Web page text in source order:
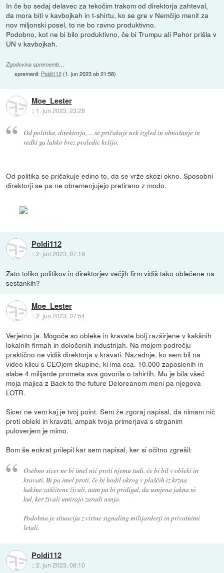
In če bo sedaj delavec za tekočim trakom od direktorja zahteval,
da mora biti v kavbojkah in t-shirtu, ko se gre v Nemčijo menit za
nov miljonski posel, to ne bo ravno produktivno.
Podobno, kot ne bi bilo produktivno, če bi Trumpu ali Pahor prišla v
UN v kavbojkah.
Zgodovina sprememb…
spremenil: Poldi112(1. jun 2023 ob 21:58)
Moe_Lester
:: 1. jun 2023, 23:28
Od politika, direktorja, ... se pričakuje nek izgled in obnašanje in
redki ga lahko brez posledic kršijo.
Od politika se pričakuje edino to, da se vrže skozi okno. Sposobni
direktorji se pa ne obremenjujejo pretirano z modo.
Poldi112
::2. jun 2023, 07:19
Zato toliko politikov in direktorjev večjih firm vidiš tako oblečene na
sestankih?
Moe_Lester
::2. jun 2023, 07:54
Verjetno ja. Mogoče so obleke in kravate bolj razširjene v kakšnih
lokalnih firmah in določenih industrijah. Na mojem področju
praktično ne vidiš direktorja v kravati. Nazadnje, ko sem bil na
video klicu s CEOjem skupine, ki ima cca. 10.000 zaposlenih in
slabe 4 milijarde prometa sva govorila o tshirtih. Mu je bila všeč
moja majica z Back to the future Deloreanom meni pa njegova
LOTR.
Sicer ne vem kaj je tvoj point. Sem že zgoraj napisal, da nimam nič
proti obleki in kravati, ampak tvoja primerjava s strganim
puloverjem je mimo.
Bom še enkrat prilepil kar sem napisal, ker si očitno zgrešil:
Osebno sicer ne bi imel nič proti njemu tudi, če bi bil v obleki in
kravati. Bi pa imel proti, če bi hodil okrog v plaščih iz krzna
kakšne zaščitene živali, nam pa bi pridigal, da usnjena jakna ni
kul, ker živali umirajo zaradi usnja.
Podobna je situacija z virtue signaling milijarderji in privatnimi
letali.
Poldi112
::2. jun 2023, 08:10